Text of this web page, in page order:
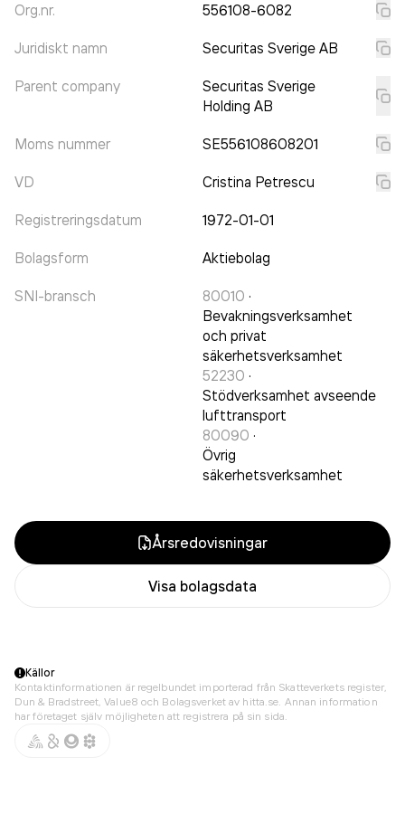
Org.nr. 556108-6082
Juridiskt namn Securitas Sverige AB
Parent company
Securitas Sverige
Holding AB
Moms nummer SE556108608201
VD Cristina Petrescu
Registreringsdatum 1972-01-01
Bolagsform Aktiebolag
SNI-bransch 80010 ·
Bevakningsverksamhet
och privat
säkerhetsverksamhet
52230 ·
Stödverksamhet avseende
lufttransport
80090 ·
Övrig
säkerhetsverksamhet
Årsredovisningar
Visa bolagsdata
Källor
Kontaktinformationen är regelbundet importerad från Skatteverkets register,
Dun & Bradstreet, Value8 och Bolagsverket av hitta.se. Annan information
har företaget själv möjligheten att registrera på sin sida.